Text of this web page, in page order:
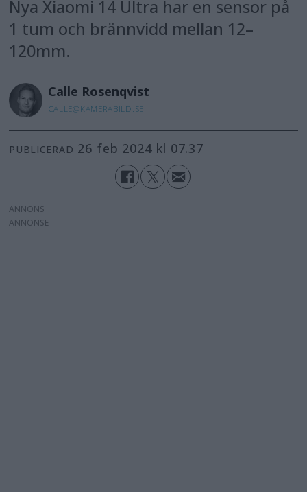
Nya Xiaomi 14 Ultra har en sensor på
1 tum och brännvidd mellan 12–
120mm.
Calle Rosenqvist
CALLE@KAMERABILD.SE
PUBLICERAD 26 feb 2024 kl 07.37
ANNONS